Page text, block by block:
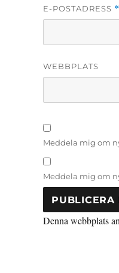
E-POSTADRESS *
WEBBPLATS
Meddela mig om
Meddela mig om
Denna webbplats